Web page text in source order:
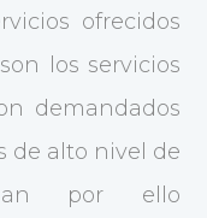
ofrecidos
los servicios
demandados
de alto nivel de
por ello